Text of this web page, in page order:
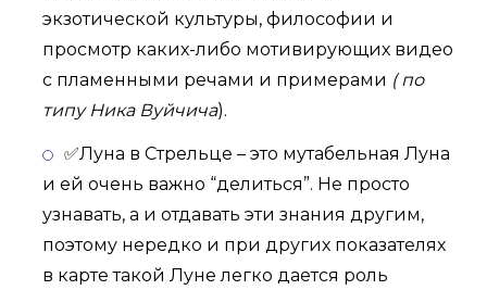
экзотической культуры, философии и
просмотр каких-либо мотивирующих видео
с пламенными речами и примерами ( по
типу Ника Вуйчича).
✅Луна в Стрельце – это мутабельная Луна
и ей очень важно “делиться”. Не просто
узнавать, а и отдавать эти знания другим,
поэтому нередко и при других показателях
в карте такой Луне легко дается роль